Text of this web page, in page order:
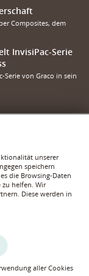
Composites, dem
InvisiPac-Serie
von Graco in sein
im Einsatz!
unserer
speichern
die Browsing-Daten
helfen. Wir
Diese werden in
aller Cookies